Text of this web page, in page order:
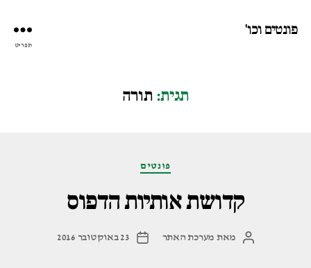
פונטים וכו'
תפריט
תגית:תורה
קטגוריותפונטים
קדושת אותיות הדפוס
המחבר
מאת מערכת האתר
תאריך
23 באוקטובר 2016